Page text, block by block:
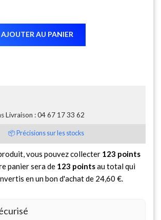
AJOUTER AU PANIER
Livraison : 04 67 17 33 62
📦 Précisions sur les stocks
vous pouvez collecter 123 points
panier sera de 123 pointsau total qui
en un bon d'achat de 24,60 €.